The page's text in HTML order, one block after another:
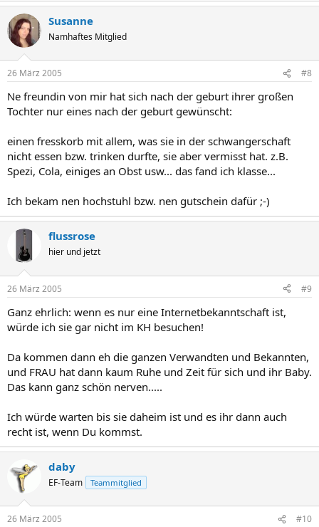
Susanne
Namhaftes Mitglied
26 März 2005 #8
Ne freundin von mir hat sich nach der geburt ihrer großen
Tochter nur eines nach der geburt gewünscht:
einen fresskorb mit allem, was sie in der schwangerschaft
nicht essen bzw. trinken durfte, sie aber vermisst hat. z.B.
Spezi, Cola, einiges an Obst usw... das fand ich klasse...
Ich bekam nen hochstuhl bzw. nen gutschein dafür ;-)
flussrose
hier und jetzt
26 März 2005 #9
Ganz ehrlich: wenn es nur eine Internetbekanntschaft ist,
würde ich sie gar nicht im KH besuchen!
Da kommen dann eh die ganzen Verwandten und Bekannten,
und FRAU hat dann kaum Ruhe und Zeit für sich und ihr Baby.
Das kann ganz schön nerven.....
Ich würde warten bis sie daheim ist und es ihr dann auch
recht ist, wenn Du kommst.
daby
EF-Team Teammitglied
26 März 2005 #10